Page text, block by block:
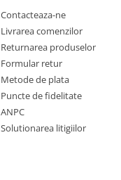
Contacteaza-ne
Livrarea comenzilor
Returnarea produselor
Formular retur
Metode de plata
Puncte de fidelitate
ANPC
Solutionarea litigiilor